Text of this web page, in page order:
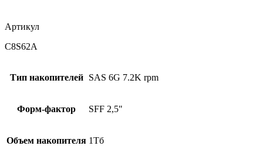
Артикул
C8S62A
Тип накопителей SAS 6G 7.2K rpm
Форм-фактор SFF 2,5"
Объем накопителя 1Тб